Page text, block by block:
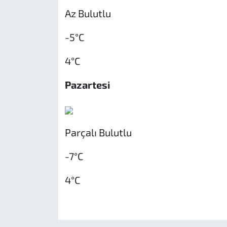
Az Bulutlu
-5°C
4°C
Pazartesi
Parçalı Bulutlu
-7°C
4°C